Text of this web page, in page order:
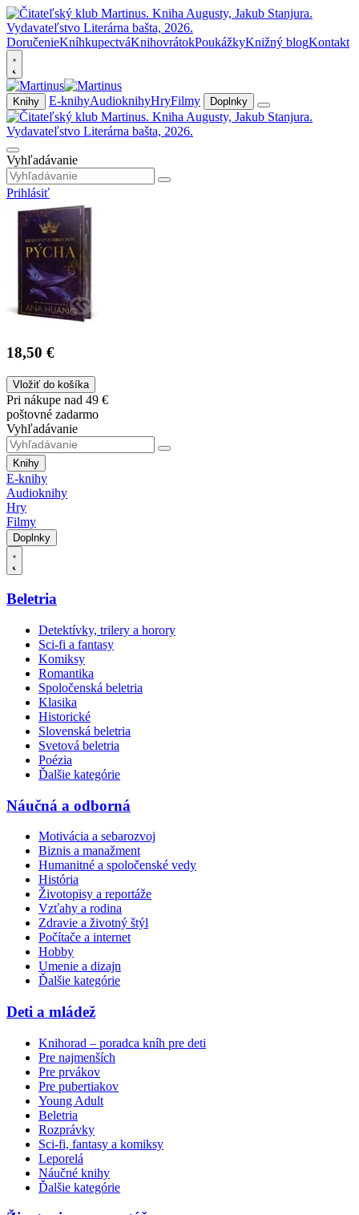
DoručenieKníhkupectváKnihovrátokPoukážkyKnižný blogKontakt
Knihy E-knihyAudioknihyHryFilmy Doplnky
Vyhľadávanie
Prihlásiť
18,50 €
Vložiť do košíka
Pri nákupe nad 49 €
poštovné zadarmo
Vyhľadávanie
Knihy
E-knihy
Audioknihy
Hry
Filmy
Doplnky
Beletria
Detektívky, trilery a horory
Sci-fi a fantasy
Komiksy
Romantika
Spoločenská beletria
Klasika
Historické
Slovenská beletria
Svetová beletria
Poézia
Ďalšie kategórie
Náučná a odborná
Motivácia a sebarozvoj
Biznis a manažment
Humanitné a spoločenské vedy
História
Životopisy a reportáže
Vzťahy a rodina
Zdravie a životný štýl
Počítače a internet
Hobby
Umenie a dizajn
Ďalšie kategórie
Deti a mládež
Knihorad – poradca kníh pre deti
Pre najmenších
Pre prvákov
Pre pubertiakov
Young Adult
Beletria
Rozprávky
Sci-fi, fantasy a komiksy
Leporelá
Náučné knihy
Ďalšie kategórie